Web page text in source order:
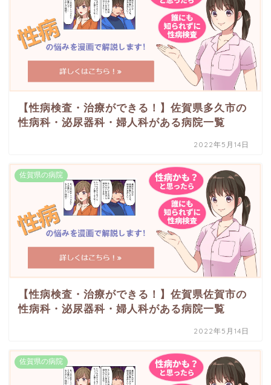
【性病検査・治療ができる！】佐賀県多久市の
性病科・泌尿器科・婦人科がある病院一覧
2022年5月14日
佐賀県の病院
【性病検査・治療ができる！】佐賀県佐賀市の
性病科・泌尿器科・婦人科がある病院一覧
2022年5月14日
佐賀県の病院